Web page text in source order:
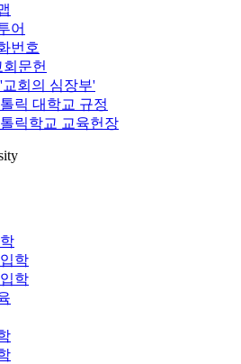
어
번호
문헌
교회의 심장부'
릭 대학교 규정
릭학교 교육헌장
학
학